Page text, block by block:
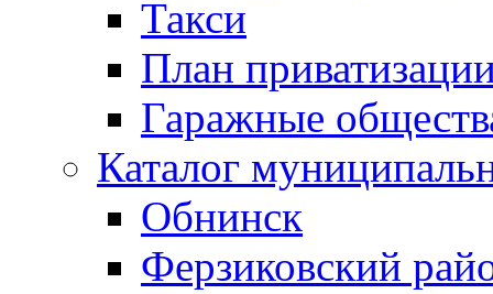
Такси
План
Гаражные
Каталог
Обнинск
Ферзиковский